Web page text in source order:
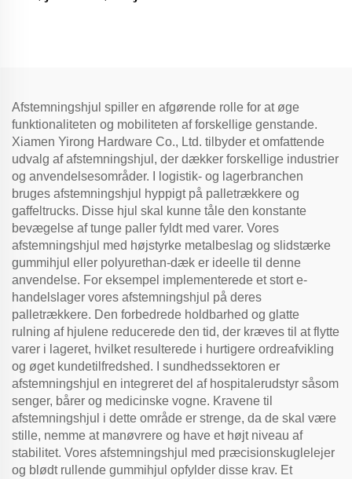
Afstemningshjul spiller en afgørende rolle for at øge
funktionaliteten og mobiliteten af forskellige genstande.
Xiamen Yirong Hardware Co., Ltd. tilbyder et omfattende
udvalg af afstemningshjul, der dækker forskellige industrier
og anvendelsesområder. I logistik- og lagerbranchen
bruges afstemningshjul hyppigt på palletrækkere og
gaffeltrucks. Disse hjul skal kunne tåle den konstante
bevægelse af tunge paller fyldt med varer. Vores
afstemningshjul med højstyrke metalbeslag og slidstærke
gummihjul eller polyurethan-dæk er ideelle til denne
anvendelse. For eksempel implementerede et stort e-
handelslager vores afstemningshjul på deres
palletrækkere. Den forbedrede holdbarhed og glatte
rulning af hjulene reducerede den tid, der kræves til at flytte
varer i lageret, hvilket resulterede i hurtigere ordreafvikling
og øget kundetilfredshed. I sundhedssektoren er
afstemningshjul en integreret del af hospitalerudstyr såsom
senger, bårer og medicinske vogne. Kravene til
afstemningshjul i dette område er strenge, da de skal være
stille, nemme at manøvrere og have et højt niveau af
stabilitet. Vores afstemningshjul med præcisionskuglelejer
og blødt rullende gummihjul opfylder disse krav. Et